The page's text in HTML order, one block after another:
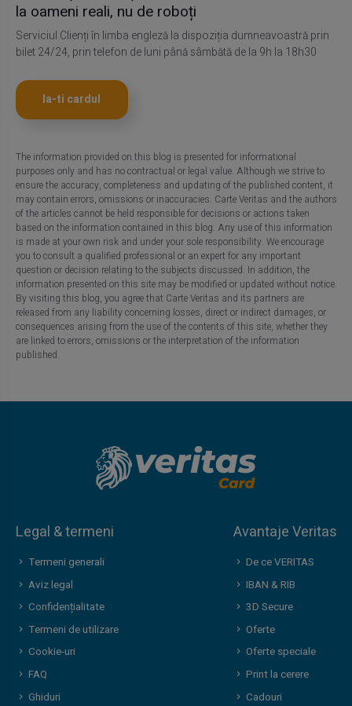
la oameni reali, nu de roboți
Serviciul Clienți în limba engleză la dispoziția dumneavoastră prin
bilet 24/24, prin telefon de luni până sâmbătă de la 9h la 18h30
Ia-ti cardul
The information provided on this blog is presented for informational
purposes only and has no contractual or legal value. Although we strive to
ensure the accuracy, completeness and updating of the published content, it
may contain errors, omissions or inaccuracies. Carte Veritas and the authors
of the articles cannot be held responsible for decisions or actions taken
based on the information contained in this blog. Any use of this information
is made at your own risk and under your sole responsibility. We encourage
you to consult a qualified professional or an expert for any important
question or decision relating to the subjects discussed. In addition, the
information presented on this site may be modified or updated without notice.
By visiting this blog, you agree that Carte Veritas and its partners are
released from any liability concerning losses, direct or indirect damages, or
consequences arising from the use of the contents of this site, whether they
are linked to errors, omissions or the interpretation of the information
published.
Legal & termeni
Termeni generali
Aviz legal
Confidențialitate
Termeni de utilizare
Cookie-uri
FAQ
Ghiduri
Avantaje Veritas
De ce VERITAS
IBAN & RIB
3D Secure
Oferte
Oferte speciale
Print la cerere
Cadouri